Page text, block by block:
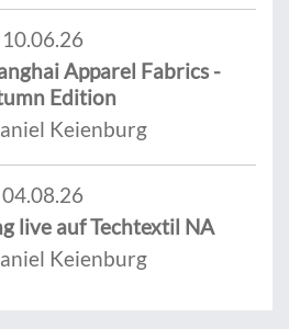
10.06.26
Apparel Fabrics -
Edition
Keienburg
04.08.26
live auf Techtextil NA
Keienburg